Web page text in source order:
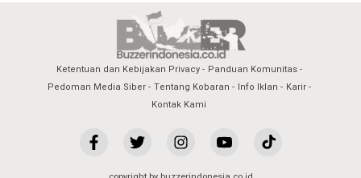
Ketentuan dan Kebijakan Privacy
Panduan Komunitas
Pedoman Media Siber
Tentang Kobaran Info Iklan
Karir
Kontak Kami